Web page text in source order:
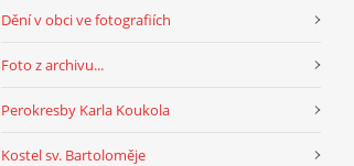
Dění v obci ve fotografiích
Foto z archivu...
Perokresby Karla Koukola
Kostel sv. Bartoloměje